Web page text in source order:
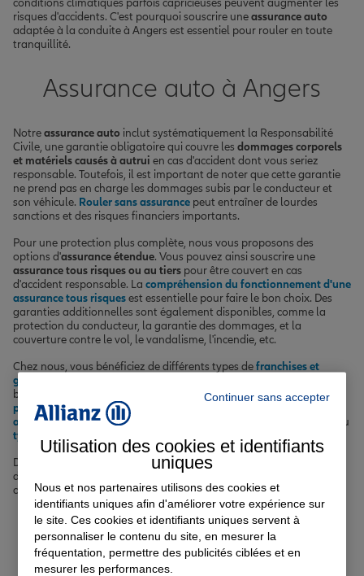
conditions climatiques parfois capricieuses peuvent augmenter les
risques d'accidents. C'est pourquoi souscrire uneassurance auto
adaptée à la conduite à Angers est essentiel pour rouler en toute
tranquillité.
Assurance auto à Angers
Notreassurance auto inclut systématiquement la Responsabilité
Civile, une garantie obligatoire qui couvre les dommages corporels
et matériels causés à autrui en cas d'accident dont vous seriez
responsable. Toutefois, il est important de noter que cette garantie
ne prend pas en charge les dommages subis par le conducteur et
son véhicule. Rouler sans assurance peut entraîner de lourdes
sanctions et des risques financiers importants.
Pour une protection plus complète, nous vous proposons des
options d'assurance étendue. Vous pouvez ainsi souscrire une
assurance tous risques ou au tiers pour être couvert en cas
d'accident responsable. La compréhension du fonctionnement d'une
assurance tous risquesest essentielle pour faire le bon choix. Des
garanties additionnelles sont également disponibles, comme la
protection du conducteur, la garantie des dommages, et la
couverture contre le vol, le vandalisme, l'incendie, etc.
Chez nous, vous bénéficiez de différents types defranchises et
garanties
budget. Nous vous aidons à
choisir l'assurance auto la plus
pertinente selon votre profil de conducteur
, qu'il s'agisse d'une
assurance au tiers ou d'une formule plus complète, et en fonction du
type de véhicule à assurer
Découvrez nos offres d'
assurance autoen détail sur notre page
dédiée et accédez à nos
conseils auto
couverture et réduire vos cotisations :
Choisir le niveau de franchise adapté
Opter pour un bonus-malus avantageux
Équiper votre véhicule d'un dispositif anti-vol agréé
Garer votre voiture dans un lieu sécurisé
Continuer sans accepter
Utilisation des cookies et identifiants
uniques
Nous et nos partenaires utilisons des cookies et
identifiants uniques afin d'améliorer votre expérience sur
le site. Ces cookies et identifiants uniques servent à
personnaliser le contenu du site, en mesurer la
fréquentation, permettre des publicités ciblées et en
mesurer les performances.